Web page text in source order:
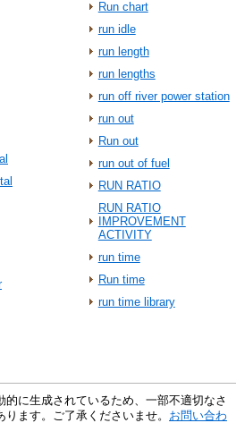
Run chart
run idle
run length
run lengths
run off river power station
run out
Run out
run out of fuel
RUN RATIO
RUN RATIO
IMPROVEMENT
ACTIVITY
run time
Run time
run time library
に生成されているため、一部不適切なさ
ます。ご了承くださいませ。 お問い合わ